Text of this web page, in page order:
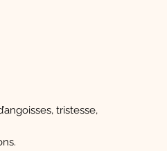
tristesse,